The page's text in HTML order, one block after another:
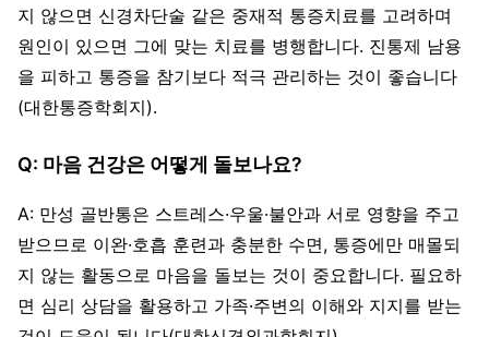
지 않으면 신경차단술 같은 중재적 통증치료를 고려하며
원인이 있으면 그에 맞는 치료를 병행합니다. 진통제 남용
을 피하고 통증을 참기보다 적극 관리하는 것이 좋습니다
(대한통증학회지).
Q: 마음 건강은 어떻게 돌보나요?
A: 만성 골반통은 스트레스·우울·불안과 서로 영향을 주고
받으므로 이완·호흡 훈련과 충분한 수면, 통증에만 매몰되
지 않는 활동으로 마음을 돌보는 것이 중요합니다. 필요하
면 심리 상담을 활용하고 가족·주변의 이해와 지지를 받는